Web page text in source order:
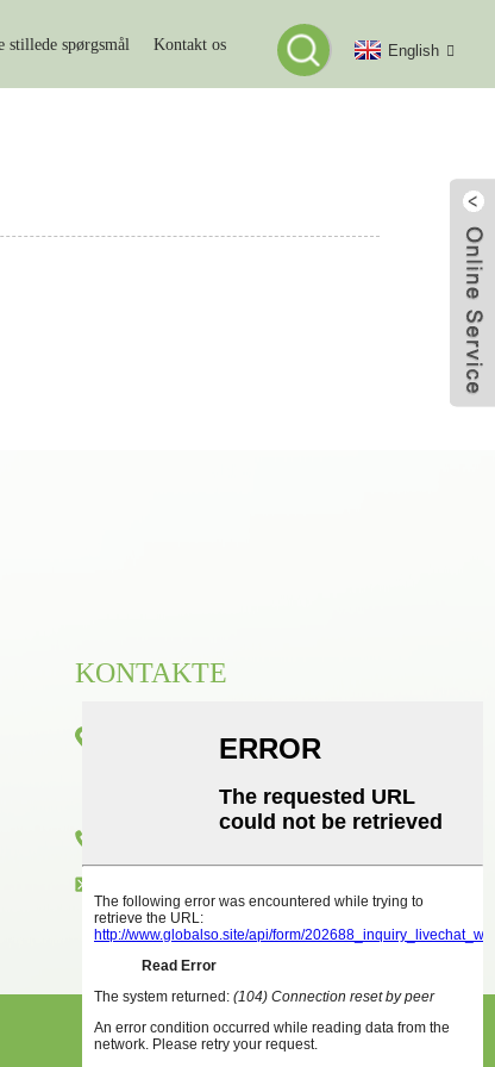
stillede spørgsmål Kontakt os English
KONTAKTE
Værelse 1416, etage 14, Junhao International
Building, nr. 2, Chenjiang Zhongkai Avenue,
Huicheng District, Huizhou City